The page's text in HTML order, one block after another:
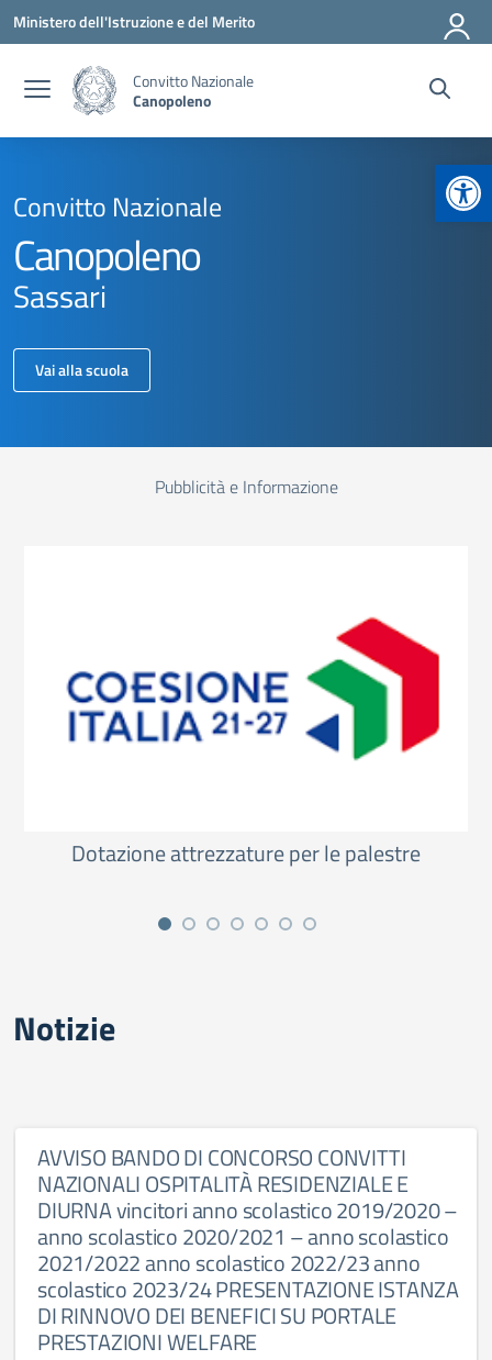
Vai ai contenuti
Vai al menu di navigazione
Vai al footer
Ministero dell'Istruzione e del Merito
Convitto Nazionale
Canopoleno
Convitto Nazionale
Canopoleno
Sassari
Vai alla scuola
Pubblicità e Informazione
Dotazione attrezzature per le palestre
Notizie
AVVISO BANDO DI CONCORSO CONVITTI
NAZIONALI OSPITALITÀ RESIDENZIALE E
DIURNA vincitori anno scolastico 2019/2020 –
anno scolastico 2020/2021 – anno scolastico
2021/2022 anno scolastico 2022/23 anno
scolastico 2023/24 PRESENTAZIONE ISTANZA
DI RINNOVO DEI BENEFICI SU PORTALE
PRESTAZIONI WELFARE